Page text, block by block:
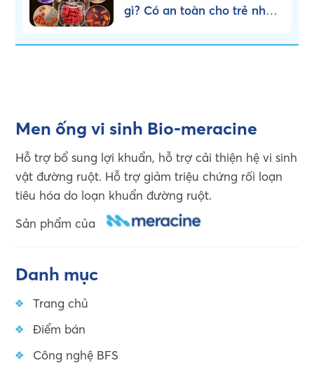
gì? Có an toàn cho trẻ nhỏ
Men ống vi sinh Bio-meracine
Hỗ trợ bổ sung lợi khuẩn, hỗ trợ cải thiện hệ vi sinh
vật đường ruột. Hỗ trợ giảm triệu chứng rối loạn
tiêu hóa do loạn khuẩn đường ruột.
Sản phẩm của
Danh mục
Trang chủ
Điểm bán
Công nghệ BFS